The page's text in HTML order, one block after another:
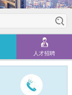
人才招聘